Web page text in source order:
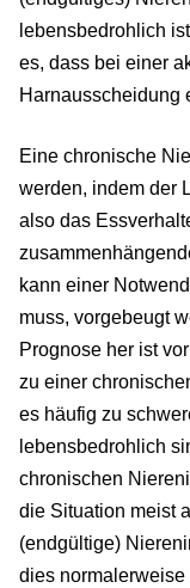
lebensbedrohlich
es, dass bei einer
Harnausscheidung
Eine chronische
werden, indem der
also das
kann einer
muss, vorgebeugt
Prognose her ist
zu einer
es häufig zu
lebensbedrohlich
chronischen
die Situation meist
(endgültige)
dies